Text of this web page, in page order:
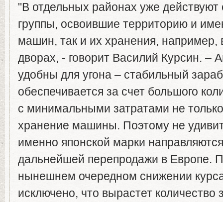
"В отдельных районах уже
группы, освоившие территорию и
машин, так и их хранения, например,
дворах, - говорит Василий Курсин. –
удобны для угона – стабильный
обеспечивается за счет большого
с минимальными затратами не
хранение машины. Поэтому не
именно японской марки
дальнейшей перепродажи в Европе.
нынешнем очередном снижении
исключено, что вырастет количество